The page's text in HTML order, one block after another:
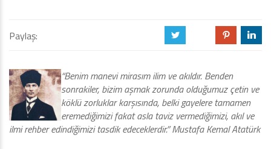
Paylaş: a d j
“Benim manevi mirasım ilim ve akıldır. Benden
sonrakiler, bizim aşmak zorunda olduğumuz çetin ve
köklü zorluklar karşısında, belki gayelere tamamen
eremediğimizi fakat asla taviz vermediğimizi, akıl ve
ilmi rehber edindiğimizi tasdik edeceklerdir.” Mustafa Kemal Atatürk